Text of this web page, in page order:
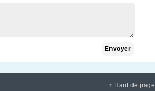
↑ Haut de page